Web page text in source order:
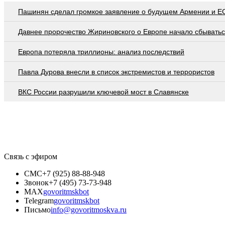
Пашинян сделал громкое заявление о будущем Армении и
Давнее пророчество Жириновского о Европе начало
Европа потеряла триллионы: анализ последствий
Павла Дурова внесли в список экстремистов и террористов
ВКС России разрушили ключевой мост в Славянске
Связь с эфиром
СМС+7 (925) 88-88-948
Звонок+7 (495) 73-73-948
MAXgovoritmskbot
Telegramgovoritmskbot
Письмоinfo@govoritmoskva.ru